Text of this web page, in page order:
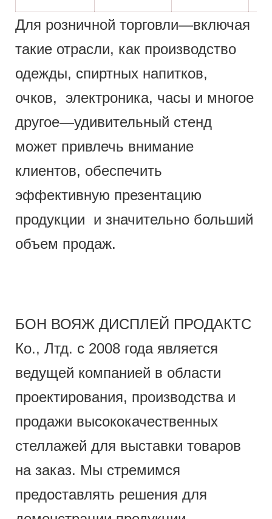
Для розничной торговли—включая
такие отрасли, как производство
одежды, спиртных напитков,
очков, электроника, часы и многое
другое—удивительный стенд
может привлечь внимание
клиентов, обеспечить
эффективную презентацию
продукции и значительно больший
объем продаж.
БОН ВОЯЖ ДИСПЛЕЙ ПРОДАКТС
Ко., Лтд. с 2008 года является
ведущей компанией в области
проектирования, производства и
продажи высококачественных
стеллажей для выставки товаров
на заказ. Мы стремимся
предоставлять решения для